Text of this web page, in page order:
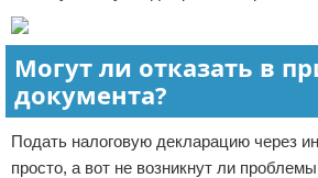
Могут ли отказать в
документа?
Подать налоговую декларацию через
просто, а вот не возникнут ли